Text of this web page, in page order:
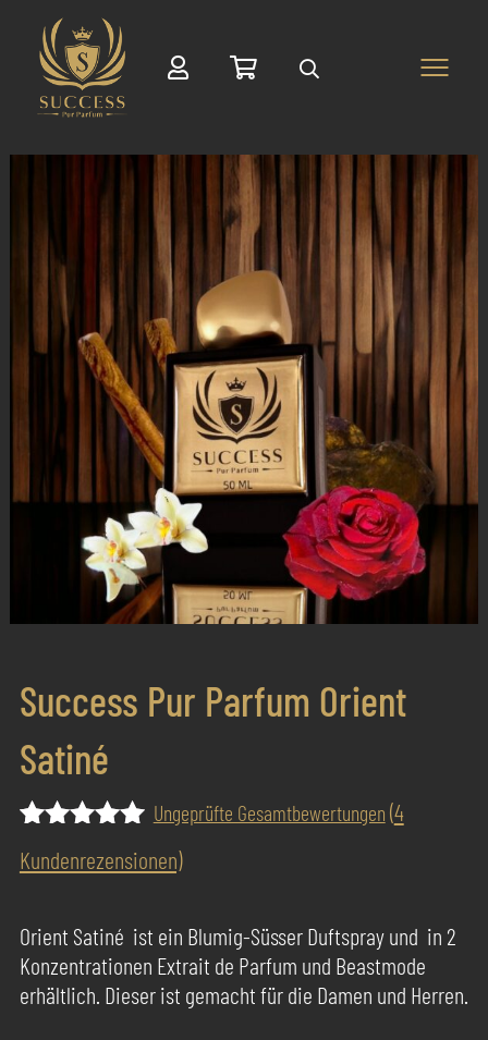
Suche
Success Pur Parfum Orient
Satiné
Bewertet
mit5.00
auf
3
Kundenbewertungen
Ungeprüfte Gesamtbewertungen (4
Kundenrezensionen)
Orient Satiné ist ein Blumig-Süsser Duftspray und in 2
Konzentrationen Extrait de Parfum und Beastmode
erhältlich. Dieser ist gemacht für die Damen und Herren.